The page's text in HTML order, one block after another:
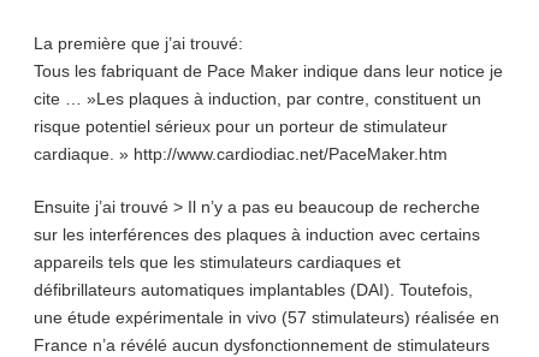
La première que j’ai trouvé:
Tous les fabriquant de Pace Maker indique dans leur notice je
cite … »Les plaques à induction, par contre, constituent un
risque potentiel sérieux pour un porteur de stimulateur
cardiaque. » http://www.cardiodiac.net/PaceMaker.htm
Ensuite j’ai trouvé > Il n’y a pas eu beaucoup de recherche
sur les interférences des plaques à induction avec certains
appareils tels que les stimulateurs cardiaques et
défibrillateurs automatiques implantables (DAI). Toutefois,
une étude expérimentale in vivo (57 stimulateurs) réalisée en
France n’a révélé aucun dysfonctionnement de stimulateurs